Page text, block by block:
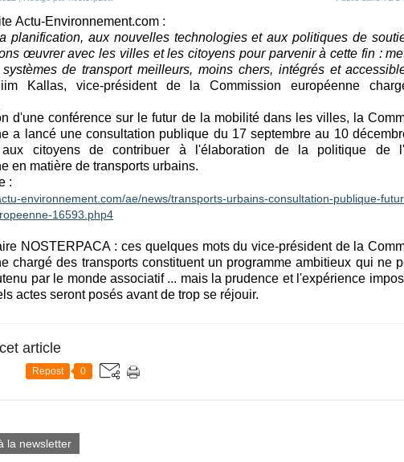
Actu-Environnement.com :
planification, aux nouvelles technologies et aux politiques de
œuvrer avec les villes et les citoyens pour parvenir à cette fin :
de transport meilleurs, moins chers, intégrés et
Kallas, vice-président de la Commission européenne
d'une conférence sur le futur de la mobilité dans les villes, la
a lancé une consultation publique du 17 septembre au 10
aux citoyens de contribuer à l'élaboration de la politique de
en matière de transports urbains.
:
environnement.com/ae/news/transports-urbains-consultation-publique-
16593.php4
NOSTERPACA : ces quelques mots du vice-président de la
chargé des transports constituent un programme ambitieux qui ne
par le monde associatif ... mais la prudence et l'expérience
actes seront posés avant de trop se réjouir.
article
Repost 0
la newsletter